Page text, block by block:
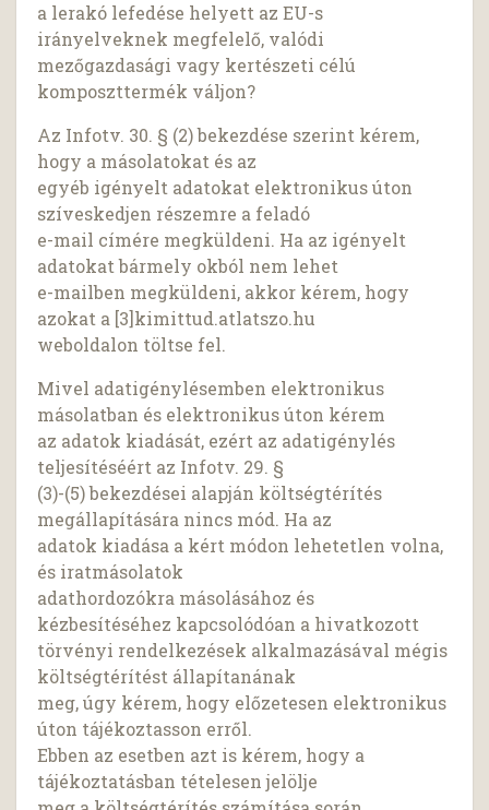
a lerakó lefedése helyett az EU-s
irányelveknek megfelelő, valódi
mezőgazdasági vagy kertészeti célú
komposzttermék váljon?
Az Infotv. 30. § (2) bekezdése szerint kérem,
hogy a másolatokat és az
egyéb igényelt adatokat elektronikus úton
szíveskedjen részemre a feladó
e-mail címére megküldeni. Ha az igényelt
adatokat bármely okból nem lehet
e-mailben megküldeni, akkor kérem, hogy
azokat a [3]kimittud.atlatszo.hu
weboldalon töltse fel.
Mivel adatigénylésemben elektronikus
másolatban és elektronikus úton kérem
az adatok kiadását, ezért az adatigénylés
teljesítéséért az Infotv. 29. §
(3)-(5) bekezdései alapján költségtérítés
megállapítására nincs mód. Ha az
adatok kiadása a kért módon lehetetlen volna,
és iratmásolatok
adathordozókra másolásához és
kézbesítéséhez kapcsolódóan a hivatkozott
törvényi rendelkezések alkalmazásával mégis
költségtérítést állapítanának
meg, úgy kérem, hogy előzetesen elektronikus
úton tájékoztasson erről.
Ebben az esetben azt is kérem, hogy a
tájékoztatásban tételesen jelölje